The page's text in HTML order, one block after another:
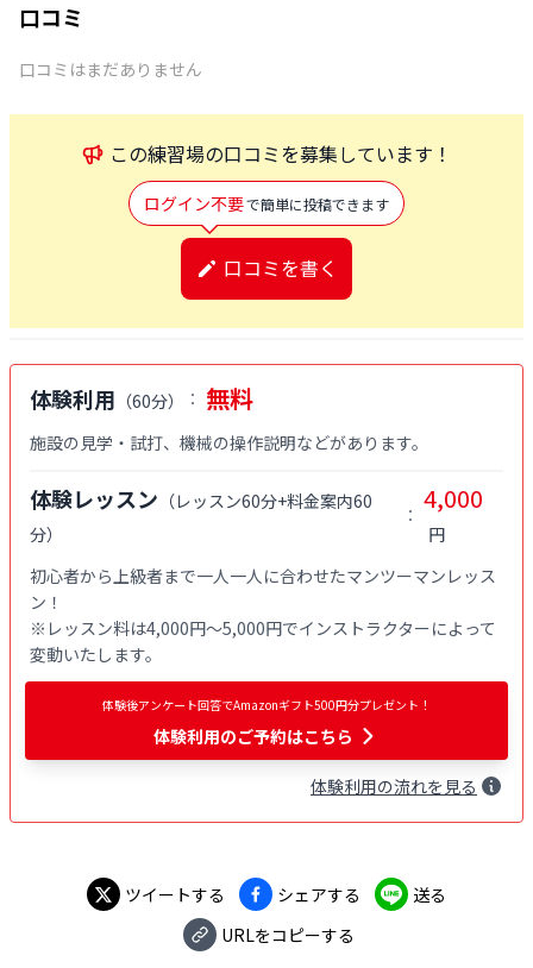
口コミ
口コミはまだありません
この練習場の口コミを募集しています！
ログイン不要で簡単に投稿できます
口コミを書く
体験利用 （60分） ： 無料
施設の見学・試打、機械の操作説明などがあります。
体験レッスン （レッスン60分+料金案内60
分）
： 4,000
円
初心者から上級者まで一人一人に合わせたマンツーマンレッス
ン！
※レッスン料は4,000円〜5,000円でインストラクターによって
変動いたします。
体験後アンケート回答でAmazonギフト500円分プレゼント！
体験利用のご予約はこちら
体験利用の流れを見る
ツイートする シェアする
送る
URLをコピーする